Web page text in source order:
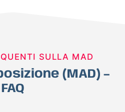
SULLA MAD
(MAD) –
FAQ